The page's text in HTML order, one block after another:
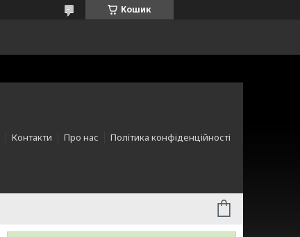
Кошик
Контакти Про нас Політика конфіденційності